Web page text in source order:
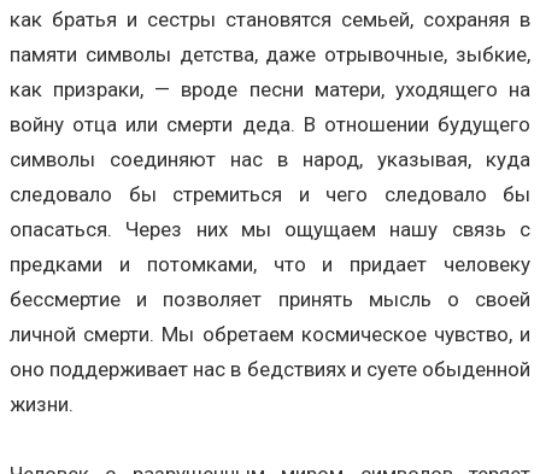
как братья и сестры становятся семьей, сохраняя в
памяти символы детства, даже отрывочные, зыбкие,
как призраки, — вроде песни матери, уходящего на
войну отца или смерти деда. В отношении будущего
символы соединяют нас в народ, указывая, куда
следовало бы стремиться и чего следовало бы
опасаться. Через них мы ощущаем нашу связь с
предками и потомками, что и придает человеку
бессмертие и позволяет принять мысль о своей
личной смерти. Мы обретаем космическое чувство, и
оно поддерживает нас в бедствиях и суете обыденной
жизни.